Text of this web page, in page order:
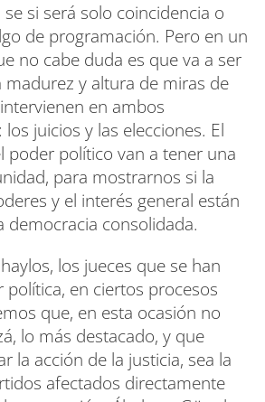
si será solo coincidencia o
de programación. Pero en un
no cabe duda es que va a ser
madurez y altura de miras de
en ambos
juicios y las elecciones. El
poder político van a tener una
para mostrarnos si la
y el interés general están
democracia consolidada.
los jueces que se han
política, en ciertos procesos
que, en esta ocasión no
lo más destacado, y que
la acción de la justicia, sea la
afectados directamente